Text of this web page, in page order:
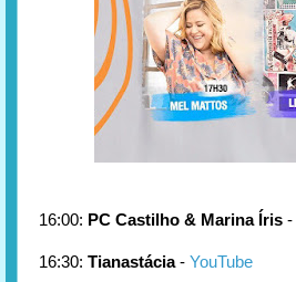
16:00: PC Castilho & Marina Íris -
16:30: Tianastácia- YouTube